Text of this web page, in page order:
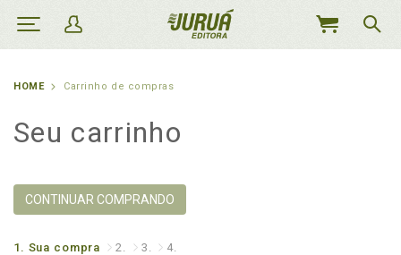
MEU
HOME Carrinho de compras
Seu carrinho
CONTINUAR COMPRANDO
1. Sua compra 2. 3. 4.